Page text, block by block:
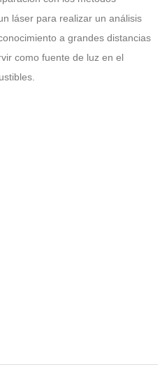
láser para realizar un análisis
a grandes distancias
como fuente de luz en el